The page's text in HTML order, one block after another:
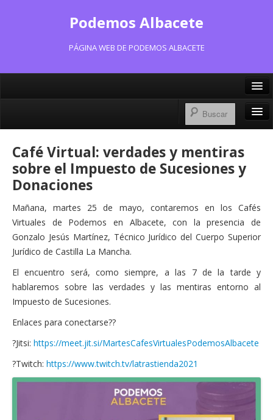
Podemos Albacete
PÁGINA WEB DE PODEMOS ALBACETE
Facebook
Instagram
Bluesky
Portavoz Municipal
Consejo Ciudadano Municipal
Actas Consejo Ciudadano
Actas Asamblea Ciudadana
Contacto
Financiación
Participa con Podemos en Albacete
Café Virtual: verdades y mentiras
sobre el Impuesto de Sucesiones y
Donaciones
Mañana, martes 25 de mayo, contaremos en los Cafés
Virtuales de Podemos en Albacete, con la presencia de
Gonzalo Jesús Martínez, Técnico Jurídico del Cuerpo Superior
Jurídico de Castilla La Mancha.
El encuentro será, como siempre, a las 7 de la tarde y
hablaremos sobre las verdades y las mentiras entorno al
Impuesto de Sucesiones.
Enlaces para conectarse??
?Jitsi: https://meet.jit.si/MartesCafesVirtualesPodemosAlbacete
?Twitch: https://www.twitch.tv/latrastienda2021